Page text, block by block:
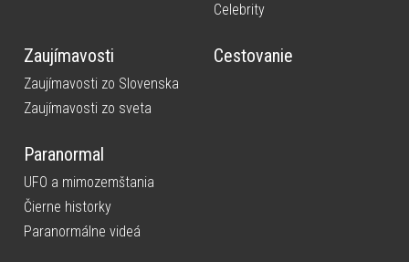
Celebrity
Zaujímavosti
Zaujímavosti zo Slovenska
Zaujímavosti zo sveta
Cestovanie
Paranormal
UFO a mimozemštania
Čierne historky
Paranormálne videá